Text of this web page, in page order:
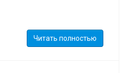
отработок
Читать полностью